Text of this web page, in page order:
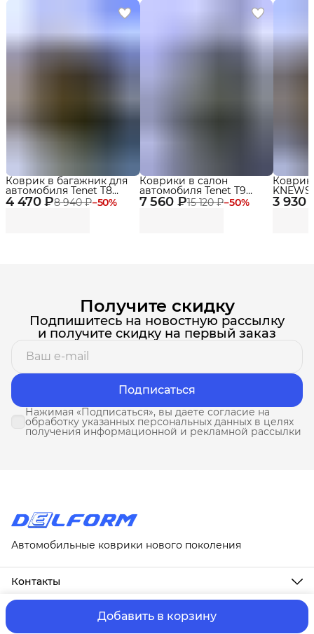
Добавить в корзину
4 470 ₽8 940 ₽−50%
Коврик в багажник для
автомобиля Tenet T8
(2018-2022) 7 560 ₽15 120 ₽−50%
Коврики в салон
автомобиля Tenet T9
(2024-2025) Premium с
бортиками Эва, Eva
3 930
Коврик
Получите скидку
Подпишитесь на новостную рассылку
и получите скидку на первый заказ
Подписаться
Нажимая «Подписаться», вы даете согласие на
обработку указанных персональных данных в целях
получения информационной и рекламной рассылки
Автомобильные коврики нового поколения
Контакты
Адрес
г. Москва, ул. Новослободская, д. 20, 1А
ⓒ ИП Третьякова Т.А.Оплата и Доставка